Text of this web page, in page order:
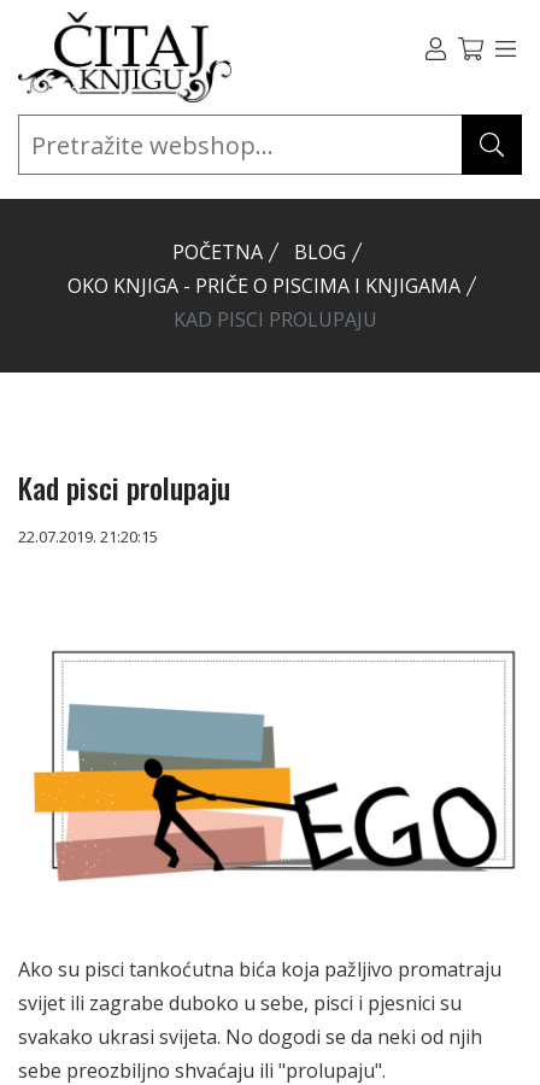
POČETNA
BLOG
OKO KNJIGA - PRIČE O PISCIMA I KNJIGAMA
KAD PISCI PROLUPAJU
Kad pisci prolupaju
22.07.2019. 21:20:15
Ako su pisci tankoćutna bića koja pažljivo promatraju
svijet ili zagrabe duboko u sebe, pisci i pjesnici su
svakako ukrasi svijeta. No dogodi se da neki od njih
sebe preozbiljno shvaćaju ili "prolupaju".